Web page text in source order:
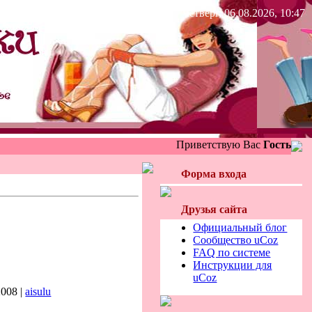
Четверг, 06.08.2026, 10:47
Приветствую Вас Гость
|aisulu
Форма входа
Друзья сайта
Официальный блог
Сообщество uCoz
FAQ по системе
Инструкции для
uCoz